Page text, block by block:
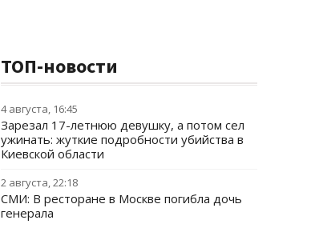
ТОП-новости
4 августа, 16:45
Зарезал 17-летнюю девушку, а потом сел
ужинать: жуткие подробности убийства в
Киевской области
2 августа, 22:18
СМИ: В ресторане в Москве погибла дочь
генерала